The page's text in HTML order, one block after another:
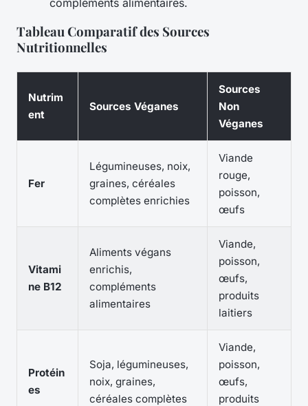
Tableau Comparatif des Sources
Nutritionnelles
Nutrim
ent
Sources Véganes
Sources
Non
Véganes
Fer
Légumineuses, noix,
graines, céréales
complètes enrichies
Viande
rouge,
poisson,
œufs
Vitami
ne B12
Aliments végans
enrichis,
compléments
alimentaires
Viande,
poisson,
œufs,
produits
laitiers
Protéin
es
Soja, légumineuses,
noix, graines,
céréales complètes
Viande,
poisson,
œufs,
produits